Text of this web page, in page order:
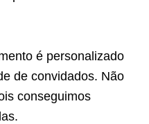
é personalizado
de convidados. Não
conseguimos